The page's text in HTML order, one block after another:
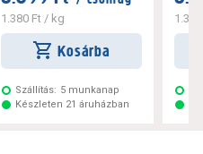
1.380 Ft/ kg
Kosárba
Szállítás: 5 munkanap
Készleten 21 áruházban